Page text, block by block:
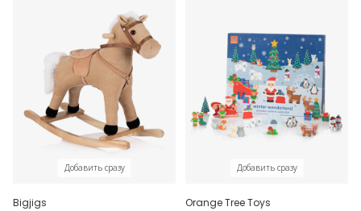
Добавить сразу
Bigjigs
Добавить сразу
Orange Tree Toys